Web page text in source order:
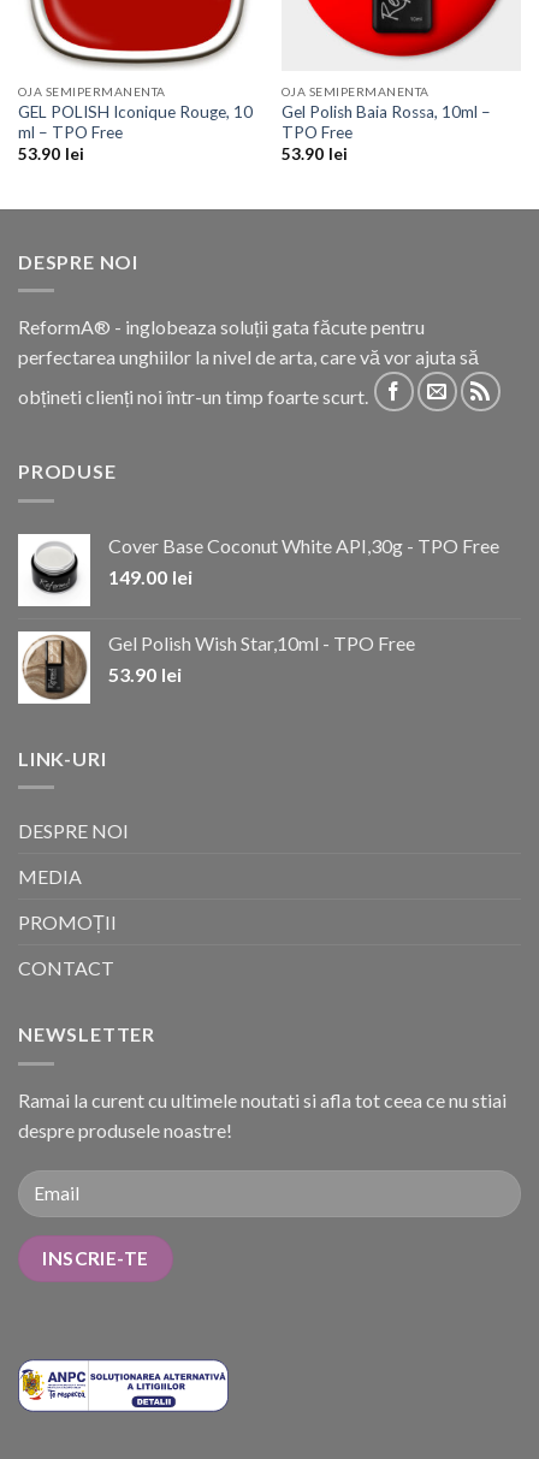
OJA SEMIPERMANENTA
GEL POLISH Iconique Rouge, 10
ml – TPO Free
53.90 lei
OJA SEMIPERMANENTA
Gel Polish Baia Rossa, 10ml –
TPO Free
53.90 lei
DESPRE NOI
ReformA® - inglobeaza soluții gata făcute pentru
perfectarea unghiilor la nivel de arta, care vă vor ajuta să
obțineti clienți noi într-un timp foarte scurt.
PRODUSE
Cover Base Coconut White API,30g - TPO Free
149.00 lei
Gel Polish Wish Star,10ml - TPO Free
53.90 lei
LINK-URI
DESPRE NOI
MEDIA
PROMOȚII
CONTACT
NEWSLETTER
Ramai la curent cu ultimele noutati si afla tot ceea ce nu stiai
despre produsele noastre!